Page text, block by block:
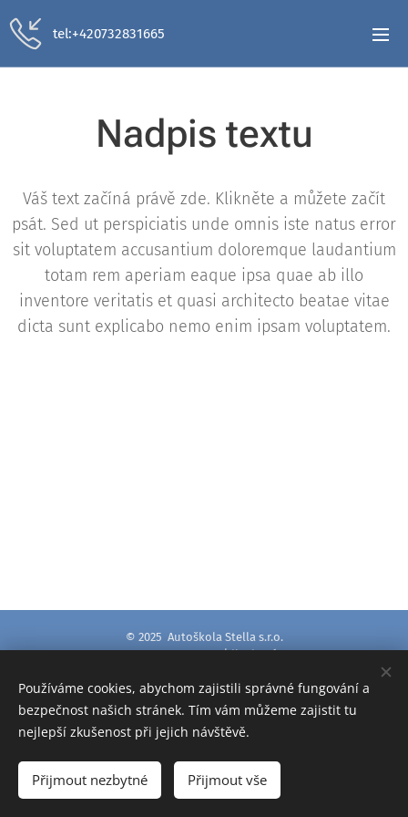
tel:+420732831665
Nadpis textu
Váš text začíná právě zde. Klikněte a můžete začít
psát. Sed ut perspiciatis unde omnis iste natus error
sit voluptatem accusantium doloremque laudantium
totam rem aperiam eaque ipsa quae ab illo
inventore veritatis et quasi architecto beatae vitae
dicta sunt explicabo nemo enim ipsam voluptatem.
© 2025 Autoškola Stella s.r.o.
Renata Zmidlochová
Cookies
Používáme cookies, abychom zajistili správné fungování a
bezpečnost našich stránek. Tím vám můžeme zajistit tu
nejlepší zkušenost při jejich návštěvě.
Přijmout nezbytné Přijmout vše